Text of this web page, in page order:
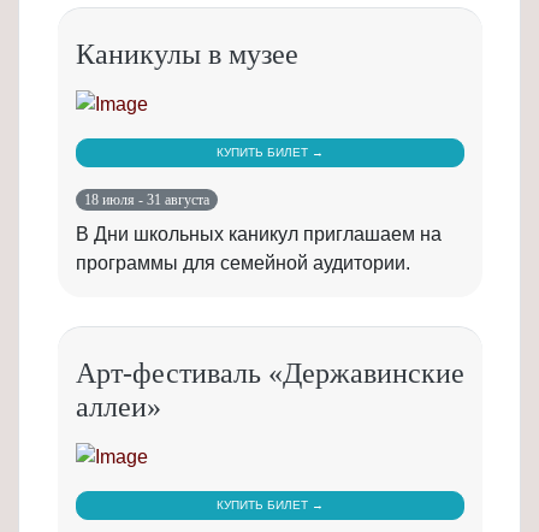
Каникулы в музее
КУПИТЬ БИЛЕТ →
18 июля - 31 августа
В Дни школьных каникул приглашаем на
программы для семейной аудитории.
Арт-фестиваль «Державинские
аллеи»
КУПИТЬ БИЛЕТ →